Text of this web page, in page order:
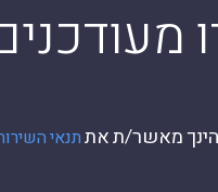
הינך מאשר/ת את תנאי